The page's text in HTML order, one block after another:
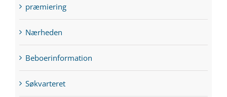
præmiering
Nærheden
Beboerinformation
Søkvarteret